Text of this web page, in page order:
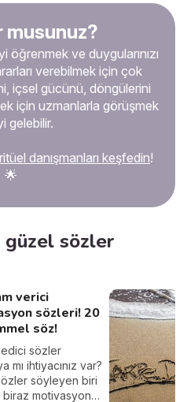
paylarını
ve hayat onlar için
Beni bir
gibi mi büyüttüler?
gözden
gerekir mi? Bu
nereden
açıklaması.
musunuz?
öğrenmek ve duygularınızı
verebilmek için çok
içsel gücünü, döngülerini
için uzmanlarla görüşmek
gelebilir.
danışmanları keşfedin!
🌟
güzel sözler
verici
sözleri! 20
söz!
sözler
mı ihtiyacınız var?
söyleyen biri
biraz motivasyon